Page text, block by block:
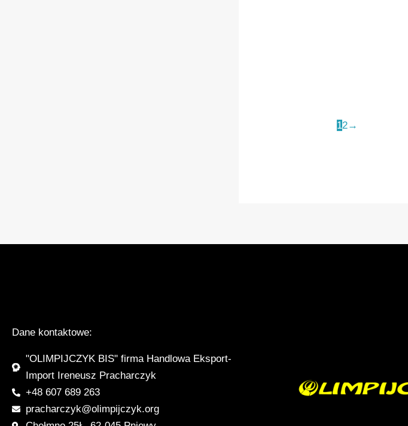
12→
Dane kontaktowe:
"OLIMPIJCZYK BIS" firma Handlowa Eksport-
Import Ireneusz Pracharczyk
+48 607 689 263
pracharczyk@olimpijczyk.org